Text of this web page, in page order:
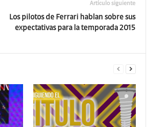
Artículo siguiente
Los pilotos de Ferrari hablan sobre sus
expectativas para la temporada 2015